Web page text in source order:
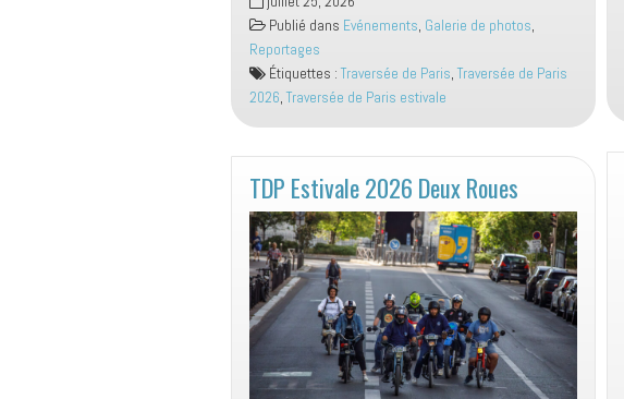
Estivale
2026
Panthéon
Publié dans Evénements, Galerie de photos,
Reportages
Étiquettes : Traversée de Paris, Traversée de Paris
2026, Traversée de Paris estivale
TDP Estivale 2026 Deux Roues